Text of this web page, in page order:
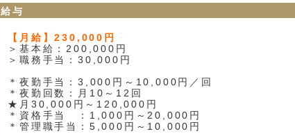
給与
【月給】230,000円
＞基本給：200,000円
＞職務手当：30,000円
＊夜勤手当：3,000円～10,000円／回
＊夜勤回数：月10～12回
★月30,000円～120,000円
＊資格手当 ：1,000円～20,000円
＊管理職手当：5,000円～10,000円